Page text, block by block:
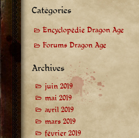
Catégories
Encyclopédie Dragon Age
Forums Dragon Age
Archives
juin 2019
mai 2019
avril 2019
mars 2019
février 2019